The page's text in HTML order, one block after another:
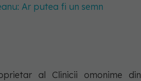
Ar putea fi un semn
al Clinicii omonime din